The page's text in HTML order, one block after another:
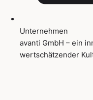
Unternehmen
avanti GmbH – ein
wertschätzender